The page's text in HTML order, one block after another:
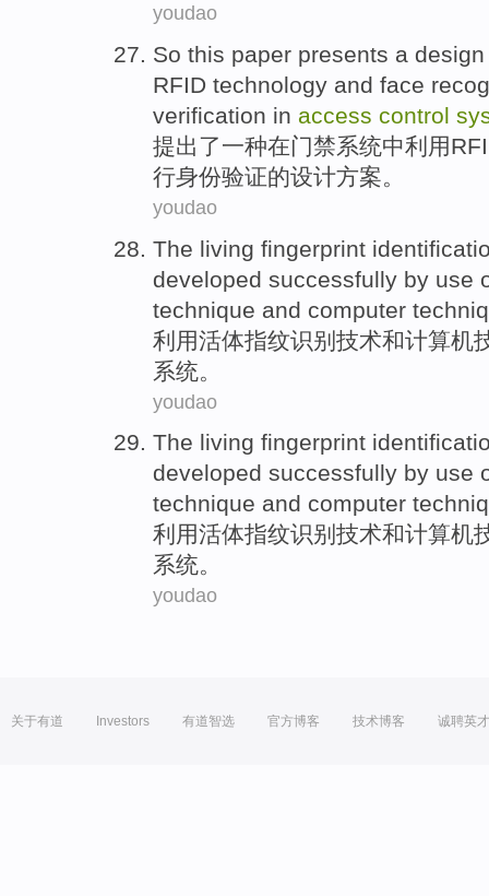
youdao
So this paper presents a design
RFID technology and face
verification in access control
提出了一种在门禁系统中利用
行身份验证的设计方案。
youdao
The living fingerprint
developed successfully by use
technique and computer
利用活体指纹识别技术和计算机
系统 。
youdao
The living fingerprint
developed successfully by use
technique and computer
利用活体指纹识别 技术和计算机
系统。
youdao
关于有道 Investors 有道智选 官方博客 技术博客 诚聘英才